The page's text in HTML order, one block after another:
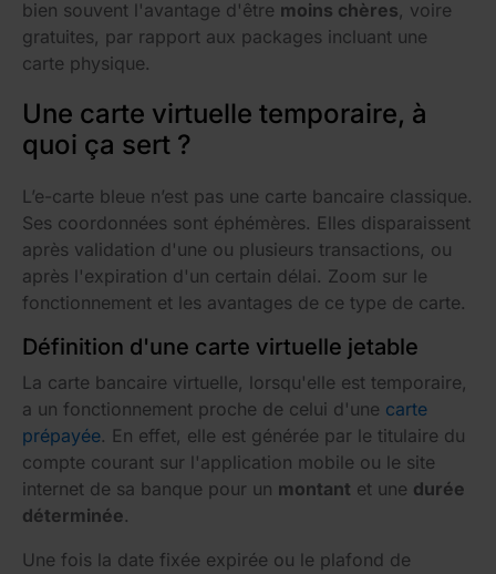
bien souvent l'avantage d'être moins chères, voire
gratuites, par rapport aux packages incluant une
carte physique.
Une carte virtuelle temporaire, à
quoi ça sert ?
L’e-carte bleue n’est pas une carte bancaire classique.
Ses coordonnées sont éphémères. Elles disparaissent
après validation d'une ou plusieurs transactions, ou
après l'expiration d'un certain délai. Zoom sur le
fonctionnement et les avantages de ce type de carte.
Définition d'une carte virtuelle jetable
La carte bancaire virtuelle, lorsqu'elle est temporaire,
a un fonctionnement proche de celui d'une carte
prépayée. En effet, elle est générée par le titulaire du
compte courant sur l'application mobile ou le site
internet de sa banque pour un montant et une durée
déterminée.
Une fois la date fixée expirée ou le plafond de